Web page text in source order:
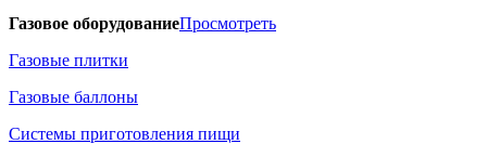
Газовое оборудованиеПросмотреть
Газовые плитки
Газовые баллоны
Системы приготовления пищи